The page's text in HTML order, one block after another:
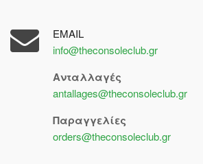
EMAIL
info@theconsoleclub.gr
Ανταλλαγές
antallages@theconsoleclub.gr
Παραγγελίες
orders@theconsoleclub.gr